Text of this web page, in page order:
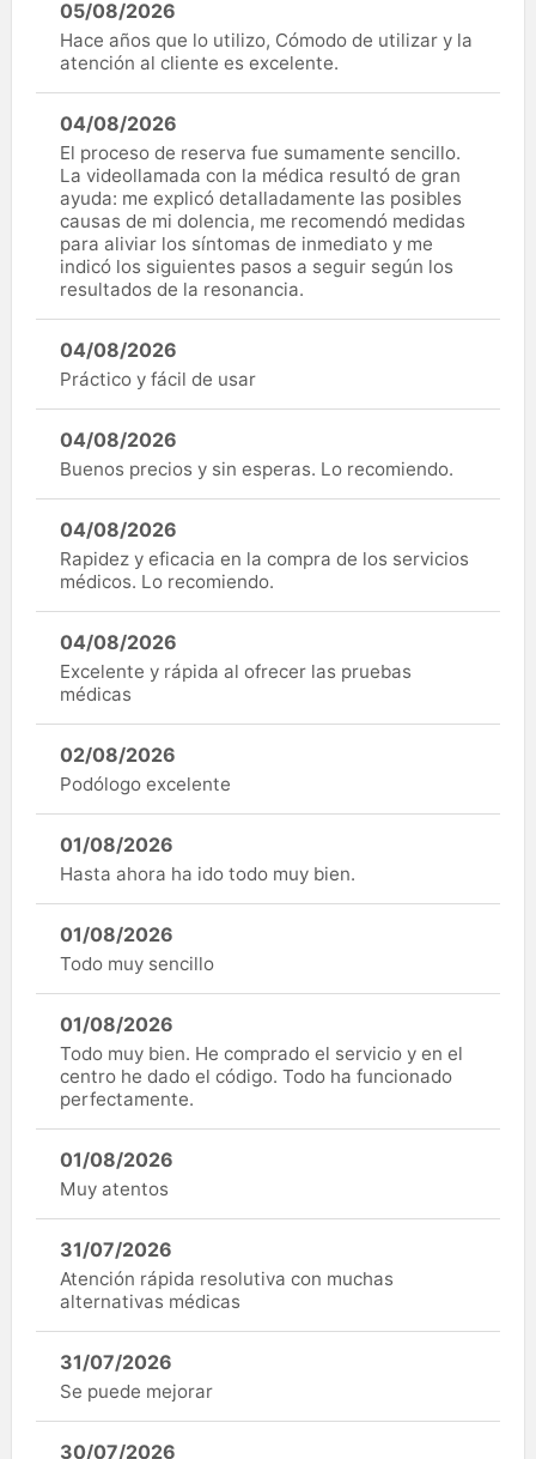
05/08/2026
Hace años que lo utilizo, Cómodo de utilizar y la
atención al cliente es excelente.
04/08/2026
El proceso de reserva fue sumamente sencillo.
La videollamada con la médica resultó de gran
ayuda: me explicó detalladamente las posibles
causas de mi dolencia, me recomendó medidas
para aliviar los síntomas de inmediato y me
indicó los siguientes pasos a seguir según los
resultados de la resonancia.
04/08/2026
Práctico y fácil de usar
04/08/2026
Buenos precios y sin esperas. Lo recomiendo.
04/08/2026
Rapidez y eficacia en la compra de los servicios
médicos. Lo recomiendo.
04/08/2026
Excelente y rápida al ofrecer las pruebas
médicas
02/08/2026
Podólogo excelente
01/08/2026
Hasta ahora ha ido todo muy bien.
01/08/2026
Todo muy sencillo
01/08/2026
Todo muy bien. He comprado el servicio y en el
centro he dado el código. Todo ha funcionado
perfectamente.
01/08/2026
Muy atentos
31/07/2026
Atención rápida resolutiva con muchas
alternativas médicas
31/07/2026
Se puede mejorar
30/07/2026